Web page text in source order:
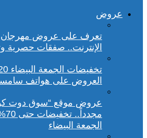
عروض
تعرف على عروض مهرجان
الإنترنت.. صفقات حصرية
العروض على هواتف
عروض موقع “سوق دوت
الجمعة البيضاء